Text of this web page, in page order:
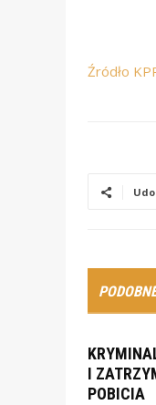
Źródło
I
POBICIA